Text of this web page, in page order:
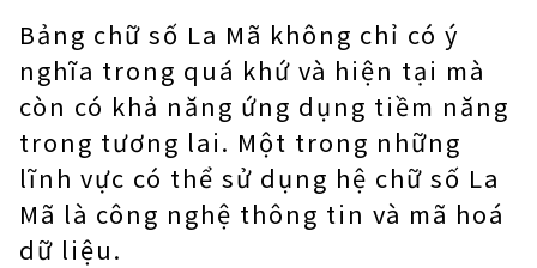
Bảng chữ số La Mã không chỉ có ý
nghĩa trong quá khứ và hiện tại mà
còn có khả năng ứng dụng tiềm năng
trong tương lai. Một trong những
lĩnh vực có thể sử dụng hệ chữ số La
Mã là công nghệ thông tin và mã hoá
dữ liệu.